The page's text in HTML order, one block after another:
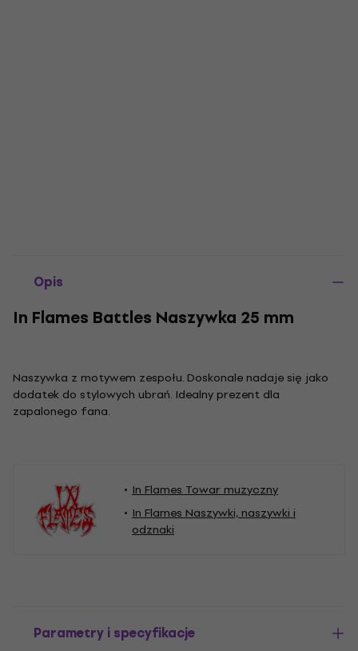
Opis
In Flames Battles Naszywka 25 mm
Naszywka z motywem zespołu. Doskonale nadaje się jako
dodatek do stylowych ubrań. Idealny prezent dla
zapalonego fana.
In Flames Towar muzyczny
In Flames Naszywki, naszywki i
odznaki
Parametry i specyfikacje